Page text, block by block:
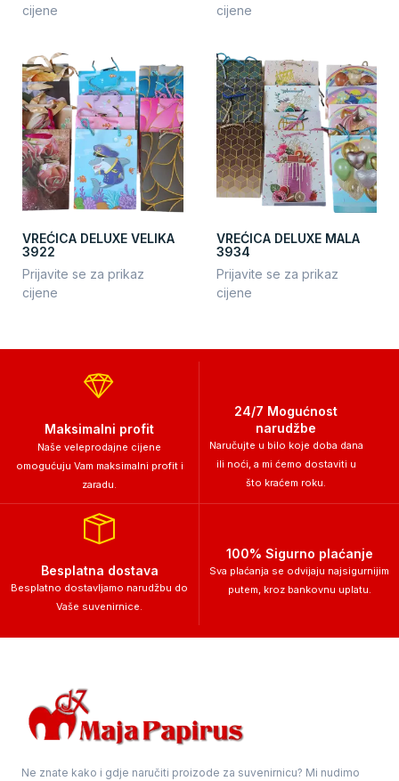
cijene
cijene
VREĆICA DELUXE VELIKA
3922
Prijavite se za prikaz
cijene
VREĆICA DELUXE MALA
3934
Prijavite se za prikaz
cijene
Maksimalni profit
Naše veleprodajne cijene
omogućuju Vam maksimalni profit i
zaradu.
24/7 Mogućnost
narudžbe
Naručujte u bilo koje doba dana
ili noći, a mi ćemo dostaviti u
što kraćem roku.
Besplatna dostava
Besplatno dostavljamo narudžbu do
Vaše suvenirnice.
100% Sigurno plaćanje
Sva plaćanja se odvijaju najsigurnijim
putem, kroz bankovnu uplatu.
Ne znate kako i gdje naručiti proizode za suvenirnicu? Mi nudimo